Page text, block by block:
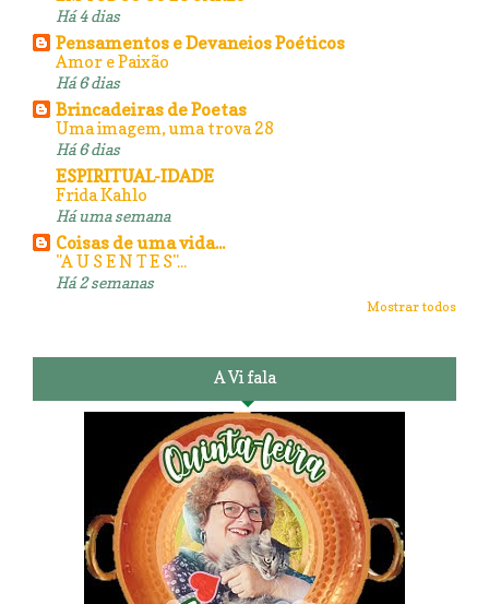
Há 4 dias
Pensamentos e Devaneios Poéticos
Amor e Paixão
Há 6 dias
Brincadeiras de Poetas
Uma imagem, uma trova 28
Há 6 dias
ESPIRITUAL-IDADE
Frida Kahlo
Há uma semana
Coisas de uma vida...
"A U S E N T E S"...
Há 2 semanas
Mostrar todos
A Vi fala